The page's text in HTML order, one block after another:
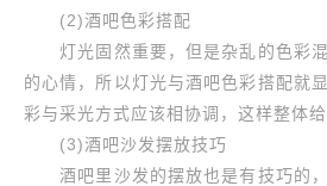
(2)酒吧色彩搭配
灯光固然重要，但是杂乱的色彩混
的心情，所以灯光与酒吧色彩搭配就
彩与采光方式应该相协调，这样整体给
(3)酒吧沙发摆放技巧
酒吧里沙发的摆放也是有技巧的，